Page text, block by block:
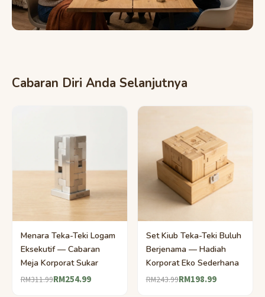
Cabaran Diri Anda Selanjutnya
Menara Teka-Teki Logam
Eksekutif — Cabaran
Meja Korporat Sukar
RM311.99RM254.99
Set Kiub Teka-Teki Buluh
Berjenama — Hadiah
Korporat Eko Sederhana
RM243.99RM198.99